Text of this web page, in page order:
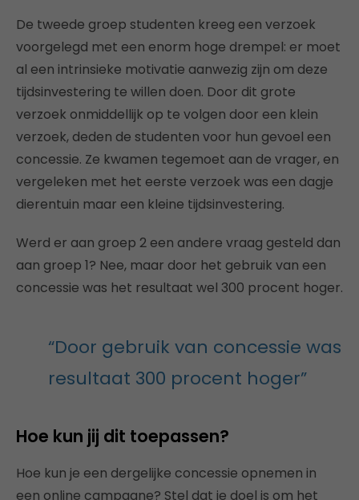
De tweede groep studenten kreeg een verzoek
voorgelegd met een enorm hoge drempel: er moet
al een intrinsieke motivatie aanwezig zijn om deze
tijdsinvestering te willen doen. Door dit grote
verzoek onmiddellijk op te volgen door een klein
verzoek, deden de studenten voor hun gevoel een
concessie. Ze kwamen tegemoet aan de vrager, en
vergeleken met het eerste verzoek was een dagje
dierentuin maar een kleine tijdsinvestering.
Werd er aan groep 2 een andere vraag gesteld dan
aan groep 1? Nee, maar door het gebruik van een
concessie was het resultaat wel 300 procent hoger.
“Door gebruik van concessie was
resultaat 300 procent hoger”
Hoe kun jij dit toepassen?
Hoe kun je een dergelijke concessie opnemen in
een online campagne? Stel dat je doel is om het